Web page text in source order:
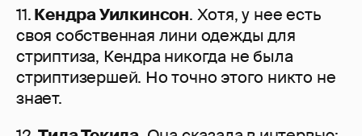
11.Кендра Уилкинсон. Хотя, у нее есть
своя собственная лини одежды для
стриптиза, Кендра никогда не была
стриптизершей. Но точно этого никто не
знает.